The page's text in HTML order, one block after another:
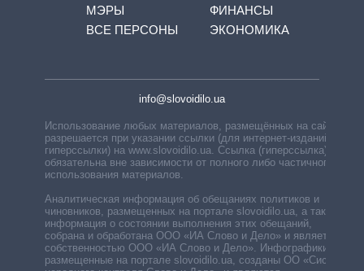
МЭРЫ
ВСЕ ПЕРСОНЫ
ФИНАНСЫ
ЭКОНОМИКА
info@slovoidilo.ua
Использование любых материалов, размещённых на сайте,
разрешается при указании ссылки (для интернет-изданий —
гиперссылки) на www.slovoidilo.ua. Ссылка (гиперссылка)
обязательна вне зависимости от полного либо частичного
использования материалов.
Аналитическая информация об обещаниях политиков и
чиновников, размещенных на портале slovoidilo.ua, а также
информация о состоянии выполнения этих обещаний,
собрана и обработана ООО «ИА Слово и Дело» и является
собственностью ООО «ИА Слово и Дело». Инфографики,
размещенные на портале slovoidilo.ua, созданы ОО «Система